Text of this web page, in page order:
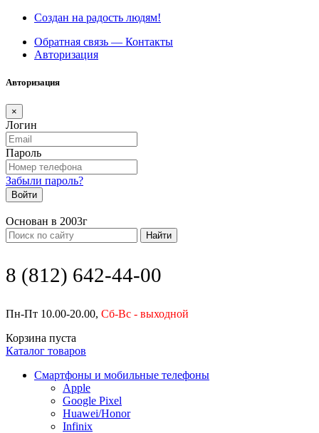
Создан на радость людям!
Обратная связь — Контакты
Авторизация
Авторизация
×
Логин
Пароль
Забыли пароль?
Войти
Основан в 2003г
Найти
8 (812) 642-44-00
Пн-Пт 10.00-20.00, Сб-Вс - выходной
Корзина пуста
Каталог товаров
Смартфоны и мобильные телефоны
Apple
Google Pixel
Huawei/Honor
Infinix